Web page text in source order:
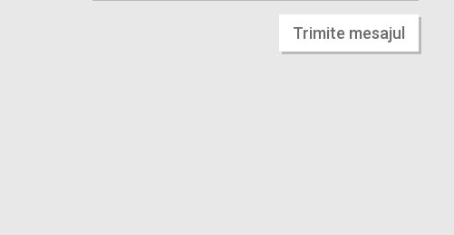
Trimite mesajul